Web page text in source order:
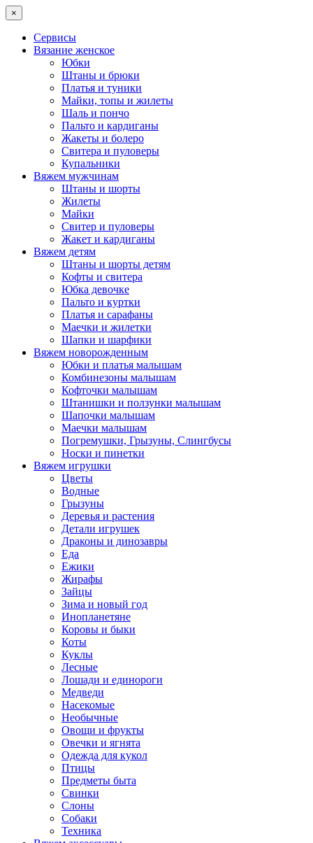
×
Сервисы
Вязание женское
Юбки
Штаны и брюки
Платья и туники
Майки, топы и жилеты
Шаль и пончо
Пальто и кардиганы
Жакеты и болеро
Свитера и пуловеры
Купальники
Вяжем мужчинам
Штаны и шорты
Жилеты
Майки
Свитер и пуловеры
Жакет и кардиганы
Вяжем детям
Штаны и шорты детям
Кофты и свитера
Юбка девочке
Пальто и куртки
Платья и сарафаны
Маечки и жилетки
Шапки и шарфики
Вяжем новорожденным
Юбки и платья малышам
Комбинезоны малышам
Кофточки малышам
Штанишки и ползунки малышам
Шапочки малышам
Маечки малышам
Погремушки, Грызуны, Слингбусы
Носки и пинетки
Вяжем игрушки
Цветы
Водные
Грызуны
Деревья и растения
Детали игрушек
Драконы и динозавры
Еда
Ежики
Жирафы
Зайцы
Зима и новый год
Инопланетяне
Коровы и быки
Коты
Куклы
Лесные
Лошади и единороги
Медведи
Насекомые
Необычные
Овощи и фрукты
Овечки и ягнята
Одежда для кукол
Птицы
Предметы быта
Свинки
Слоны
Собаки
Техника